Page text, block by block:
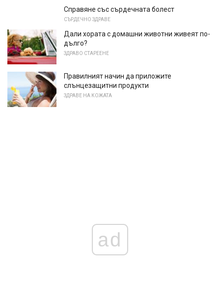
Справяне със сърдечната болест
СЪРДЕЧНО ЗДРАВЕ
Дали хората с домашни животни живеят по-
дълго?
ЗДРАВО СТАРЕЕНЕ
Правилният начин да приложите
слънцезащитни продукти
ЗДРАВЕ НА КОЖАТА
ad